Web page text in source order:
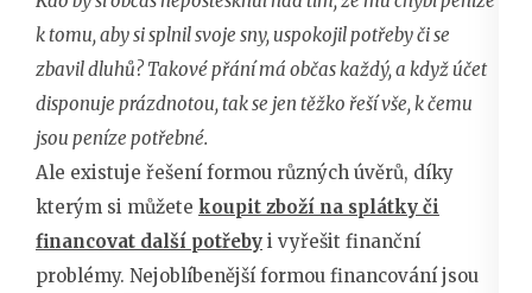
k tomu, aby si splnil svoje sny, uspokojil potřeby či se
zbavil dluhů? Takové přání má občas každý, a když účet
disponuje prázdnotou, tak se jen těžko řeší vše, k čemu
jsou peníze potřebné.
Ale existuje řešení formou různých úvěrů, díky
kterým si můžete koupit zboží na splátky či
financovat další potřeby i vyřešit finanční
problémy. Nejoblíbenější formou financování jsou